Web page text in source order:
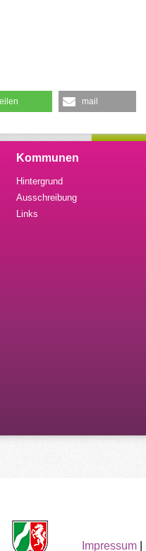
mail
Kommunen
Hintergrund
Ausschreibung
Links
Impressum|